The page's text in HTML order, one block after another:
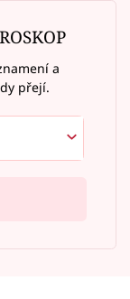
a
přejí.